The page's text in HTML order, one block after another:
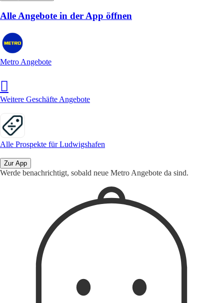
Alle Angebote in der App öffnen
Metro Angebote
Weitere Geschäfte Angebote
Alle Prospekte für Ludwigshafen
Zur App
Werde benachrichtigt, sobald neue Metro Angebote da sind.